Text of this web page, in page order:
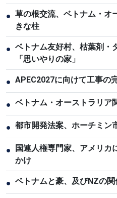
● 草の根交流、ベトナム・オ
きな柱
● ベトナム友好村、枯葉剤・
「思いやりの家」
● APEC2027に向けて工事の
● ベトナム・オーストラリア
● 都市開発法案、ホーチミン
●
国連人権専門家、アメリカ
かけ
● ベトナムと豪、及びNZの